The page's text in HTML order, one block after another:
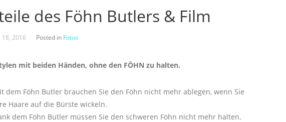
des Föhn Butlers & Film
18, 2016 Posted in Fotos
mit beiden Händen, ohne den FÖHN zu halten.
dem Föhn Butler brauchen Sie den Föhn nicht mehr ablegen, wenn Sie
Haare auf die Bürste wickeln.
dem Föhn Butler müssen Sie den schweren Föhn nicht mehr halten.